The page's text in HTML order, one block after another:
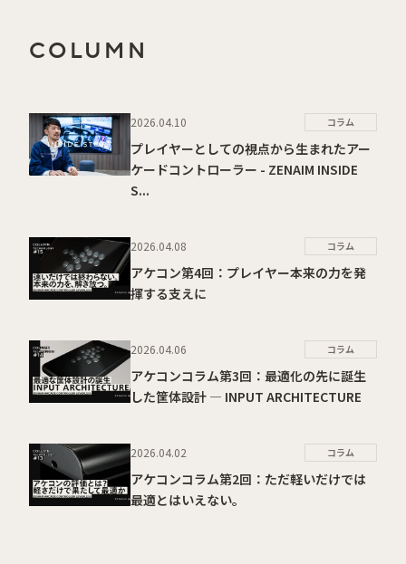
COLUMN
2026.04.10 コラム
プレイヤーとしての視点から生まれたアー
ケードコントローラー - ZENAIM INSIDE
S...
2026.04.08 コラム
アケコン第4回：プレイヤー本来の力を発
揮する支えに
2026.04.06 コラム
アケコンコラム第3回：最適化の先に誕生
した筐体設計 ― INPUT ARCHITECTURE
2026.04.02 コラム
アケコンコラム第2回：ただ軽いだけでは
最適とはいえない。